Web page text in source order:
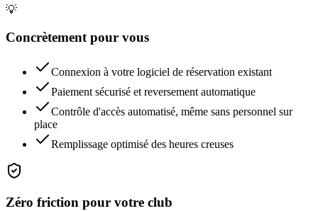
💡
Concrètement pour vous
Connexion à votre logiciel de réservation existant
Paiement sécurisé et reversement automatique
Contrôle d'accès automatisé, même sans personnel sur
place
Remplissage optimisé des heures creuses
Zéro friction pour votre club